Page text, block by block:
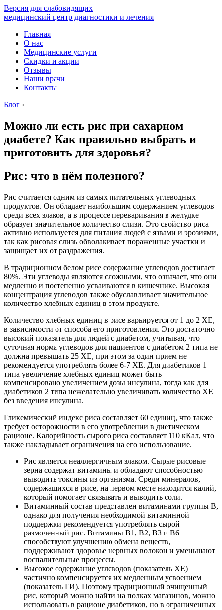
Версия для слабовидящих
медицинский центр диагностики и лечения
Главная
О нас
Медицинские услуги
Скидки и акции
Отзывы
Наши врачи
Контакты
Блог ›
Можно ли есть рис при сахарном
диабете? Как правильно выбрать и
приготовить для здоровья?
Рис: что в нём полезного?
Рис считается одним из самых питательных углеводных
продуктов. Он обладает наибольшим содержанием углеводов
среди всех злаков, а в процессе переваривания в желудке
образует значительное количество слизи. Это свойство риса
активно используется для питания людей с язвами и эрозиями,
так как рисовая слизь обволакивает пораженные участки и
защищает их от раздражения.
В традиционном белом рисе содержание углеводов достигает
80%. Эти углеводы являются сложными, что означает, что они
медленно и постепенно усваиваются в кишечнике. Высокая
концентрация углеводов также обуславливает значительное
количество хлебных единиц в этом продукте.
Количество хлебных единиц в рисе варьируется от 1 до 2 ХЕ,
в зависимости от способа его приготовления. Это достаточно
высокий показатель для людей с диабетом, учитывая, что
суточная норма углеводов для пациентов с диабетом 2 типа не
должна превышать 25 ХЕ, при этом за один прием не
рекомендуется употреблять более 6-7 ХЕ. Для диабетиков 1
типа увеличение хлебных единиц может быть
компенсировано увеличением дозы инсулина, тогда как для
диабетиков 2 типа нежелательно увеличивать количество ХЕ
без введения инсулина.
Гликемический индекс риса составляет 60 единиц, что также
требует осторожности в его употреблении в диетическом
рационе. Калорийность сырого риса составляет 110 кКал, что
также накладывает ограничения на его использование.
Рис является неаллергичным злаком. Сырые рисовые
зерна содержат витамины и обладают способностью
выводить токсины из организма. Среди минералов,
содержащихся в рисе, на первом месте находится калий,
который помогает связывать и выводить соли.
Витаминный состав представлен витаминами группы В,
однако для получения необходимой витаминной
поддержки рекомендуется употреблять сырой
размоченный рис. Витамины В1, В2, В3 и В6
способствуют улучшению обмена веществ,
поддерживают здоровье нервных волокон и уменьшают
воспалительные процессы.
Высокое содержание углеводов (показатель ХЕ)
частично компенсируется их медленным усвоением
(показатель ГИ). Поэтому традиционный очищенный
рис, который можно найти на полках магазинов, можно
использовать в рационе диабетиков, но в ограниченных